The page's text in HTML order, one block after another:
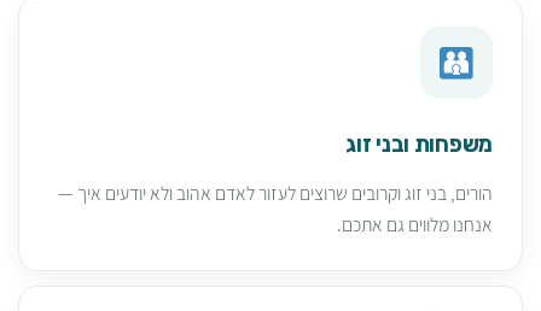
משפחות ובני זוג
הורים, בני זוג וקרובים שרוצים לעזור לאדם אהוב ולא יודעים איך —
אנחנו מלווים גם אתכם.